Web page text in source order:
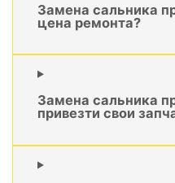
Замена сальника
цена ремонта?
Замена сальника
привезти свои